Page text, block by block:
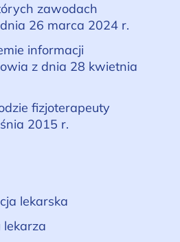
zawodach
26 marca 2024 r.
informacji
z dnia 28 kwietnia
fizjoterapeuty
2015 r.
lekarska